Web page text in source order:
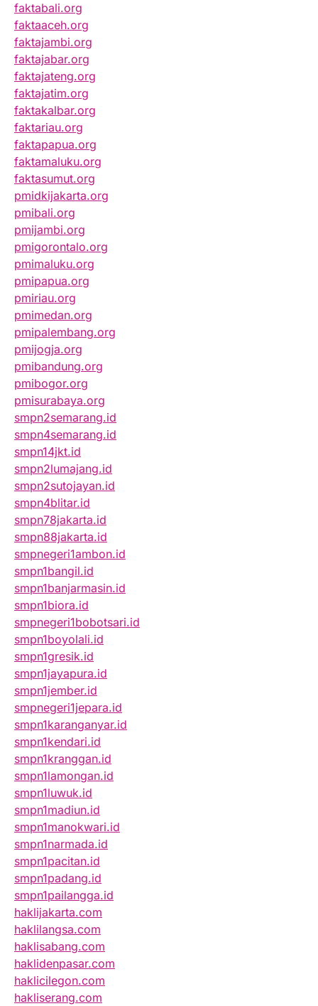
faktabali.org
faktaaceh.org
faktajambi.org
faktajabar.org
faktajateng.org
faktajatim.org
faktakalbar.org
faktariau.org
faktapapua.org
faktamaluku.org
faktasumut.org
pmidkijakarta.org
pmibali.org
pmijambi.org
pmigorontalo.org
pmimaluku.org
pmipapua.org
pmiriau.org
pmimedan.org
pmipalembang.org
pmijogja.org
pmibandung.org
pmibogor.org
pmisurabaya.org
smpn2semarang.id
smpn4semarang.id
smpn14jkt.id
smpn2lumajang.id
smpn2sutojayan.id
smpn4blitar.id
smpn78jakarta.id
smpn88jakarta.id
smpnegeri1ambon.id
smpn1bangil.id
smpn1banjarmasin.id
smpn1biora.id
smpnegeri1bobotsari.id
smpn1boyolali.id
smpn1gresik.id
smpn1jayapura.id
smpn1jember.id
smpnegeri1jepara.id
smpn1karanganyar.id
smpn1kendari.id
smpn1kranggan.id
smpn1lamongan.id
smpn1luwuk.id
smpn1madiun.id
smpn1manokwari.id
smpn1narmada.id
smpn1pacitan.id
smpn1padang.id
smpn1pailangga.id
haklijakarta.com
haklilangsa.com
haklisabang.com
haklidenpasar.com
haklicilegon.com
hakliserang.com